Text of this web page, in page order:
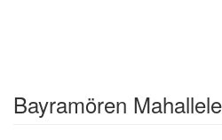
Bayramören